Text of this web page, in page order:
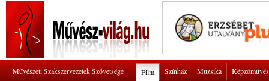
Művészeti Szakszervezetek Szövetsége Film Színház Muzsika